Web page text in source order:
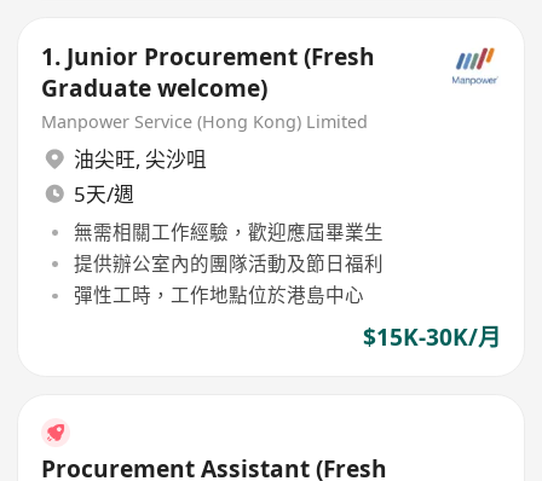
1. Junior Procurement (Fresh
Graduate welcome)
Manpower Service (Hong Kong) Limited
油尖旺, 尖沙咀
5天/週
無需相關工作經驗，歡迎應屆畢業生
提供辦公室內的團隊活動及節日福利
彈性工時，工作地點位於港島中心
$15K-30K/月
Procurement Assistant (Fresh